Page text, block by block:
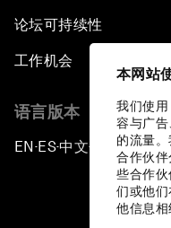
本网站
我们使
容与广
的流量
合作伙
些合作
们或他
他信息相
论坛可持续性
工作机会
语言版本
EN ▪ES▪中文▪ 日本語